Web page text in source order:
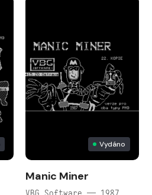
Vydáno
Manic Miner
VBG Software — 1987